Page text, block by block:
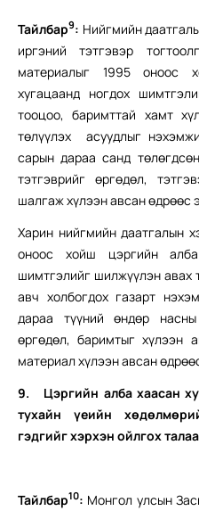
Тайлбар9: Нийгмийн
иргэний тэтгэвэр
материалыг 1995 оноос
хугацаанд ногдох
тооцоо, баримттай хамт
төлүүлэх асуудлыг
сарын дараа санд
тэтгэврийг өргөдөл,
шалгаж хүлээн авсан өдрөөс
Харин нийгмийн даатгалын
оноос хойш цэргийн
шимтгэлийг шилжүүлэн авах
авч холбогдох газарт
дараа түүний өндөр насны
өргөдөл, баримтыг хүлээн
материал хүлээн авсан
9.
Цэргийн алба хаасан
тухайн үеийн
гэдгийг хэрхэн ойлгох
Тайлбар10: Монгол улсын